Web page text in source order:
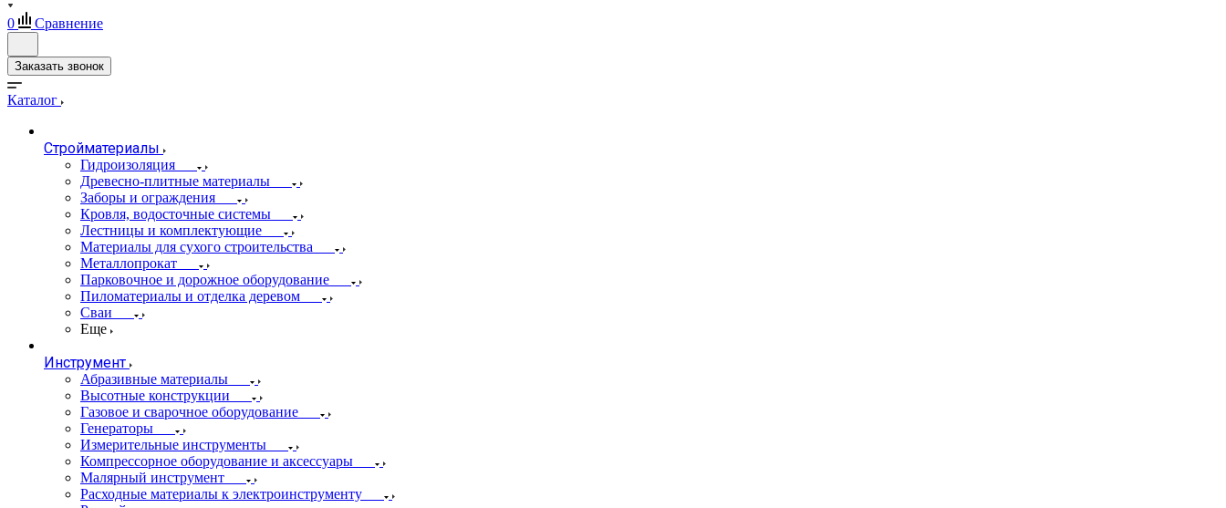
0 Сравнение
Заказать звонок
Каталог
Стройматериалы
Гидроизоляция
Древесно-плитные материалы
Заборы и ограждения
Кровля, водосточные системы
Лестницы и комплектующие
Материалы для сухого строительства
Металлопрокат
Парковочное и дорожное оборудование
Пиломатериалы и отделка деревом
Сваи
Еще
Инструмент
Абразивные материалы
Высотные конструкции
Газовое и сварочное оборудование
Генераторы
Измерительные инструменты
Компрессорное оборудование и аксессуары
Малярный инструмент
Расходные материалы к электроинструменту